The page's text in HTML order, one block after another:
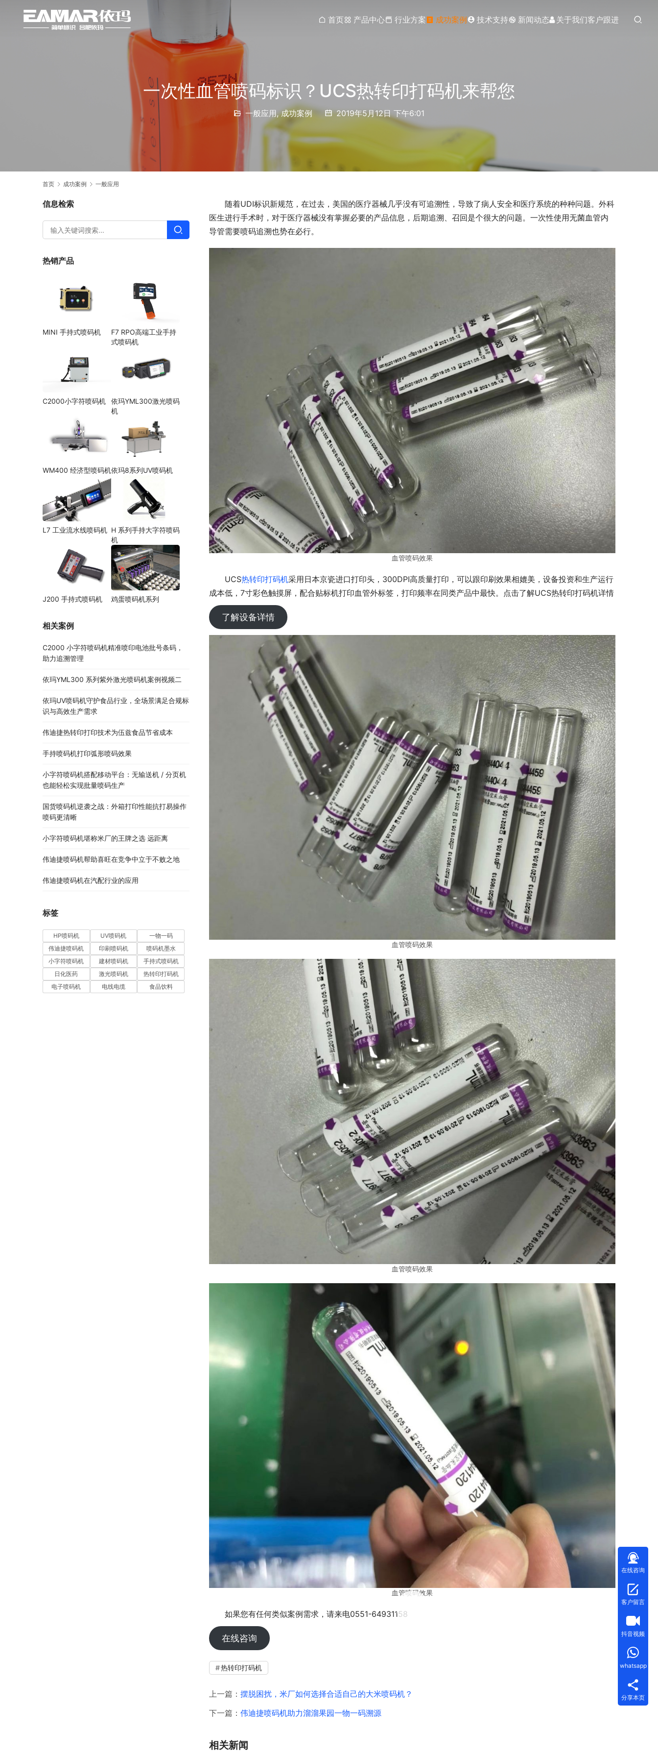
首页 产品中心 行业方案 成功案例 技术支持 新闻动态 关于我们客户跟进
一次性血管喷码标识？UCS热转印打码机来帮您
一般应用,成功案例 2019年5月12日 下午6:01
首页 成功案例 一般应用
随着UDI标识新规范，在过去，美国的医疗器械几乎没有可追溯性，导致了病人安全和医疗系统的种种问题。外科
医生进行手术时，对于医疗器械没有掌握必要的产品信息，后期追溯、召回是个很大的问题。一次性使用无菌血管内
导管需要喷码追溯也势在必行。
血管喷码效果
UCS热转印打码机采用日本京瓷进口打印头，300DPI高质量打印，可以跟印刷效果相媲美，设备投资和生产运行
成本低，7寸彩色触摸屏，配合贴标机打印血管外标签，打印频率在同类产品中最快。点击了解UCS热转印打码机详情
了解设备详情
血管喷码效果
血管喷码效果
血管喷码效果
如果您有任何类似案例需求，请来电0551-64931158
在线咨询
热转印打码机
上一篇： 摆脱困扰，米厂如何选择合适自己的大米喷码机？
下一篇： 伟迪捷喷码机助力溜溜果园一物一码溯源
相关新闻
信息检索
热销产品
MINI 手持式喷码机
F7 RPO高端工业手持
式喷码机
C2000小字符喷码机
依玛YML300激光喷码
机
WM400 经济型喷码机依玛8系列UV喷码机
L7 工业流水线喷码机 H 系列手持大字符喷码
机
J200 手持式喷码机 鸡蛋喷码机系列
相关案例
C2000 小字符喷码机精准喷印电池批号条码，
助力追溯管理
依玛YML300 系列紫外激光喷码机案例视频二
依玛UV喷码机守护食品行业，全场景满足合规标
识与高效生产需求
伟迪捷热转印打印技术为伍兹食品节省成本
手持喷码机打印弧形喷码效果
小字符喷码机搭配移动平台：无输送机 / 分页机
也能轻松实现批量喷码生产
国货喷码机逆袭之战：外箱打印性能抗打易操作
喷码更清晰
小字符喷码机堪称米厂的王牌之选 远距离
伟迪捷喷码机帮助喜旺在竞争中立于不败之地
伟迪捷喷码机在汽配行业的应用
标签
HP喷码机 UV喷码机
一物一码
伟迪捷喷码机
印刷喷码机
喷码机墨水
小字符喷码机
建材喷码机
手持式喷码机
日化医药
激光喷码机
热转印打码机
电子喷码机
电线电缆 食品饮料
在线咨询
客户留言
抖音视频
whatsapp
分享本页